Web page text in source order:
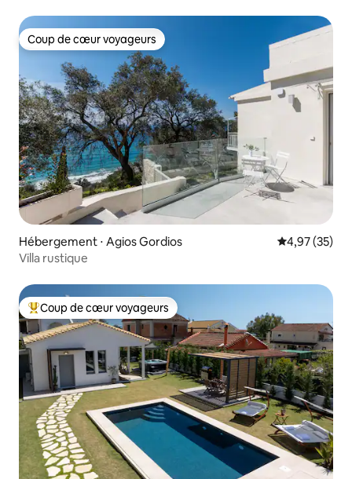
Coup de cœur voyageurs
Coup de cœur voyageurs
Hébergement ⋅ Agios Gordios Évaluation
4,97 (35)
Villa rustique
Coups de cœur voyageurs les plus appréciés
Coup de cœur voyageurs